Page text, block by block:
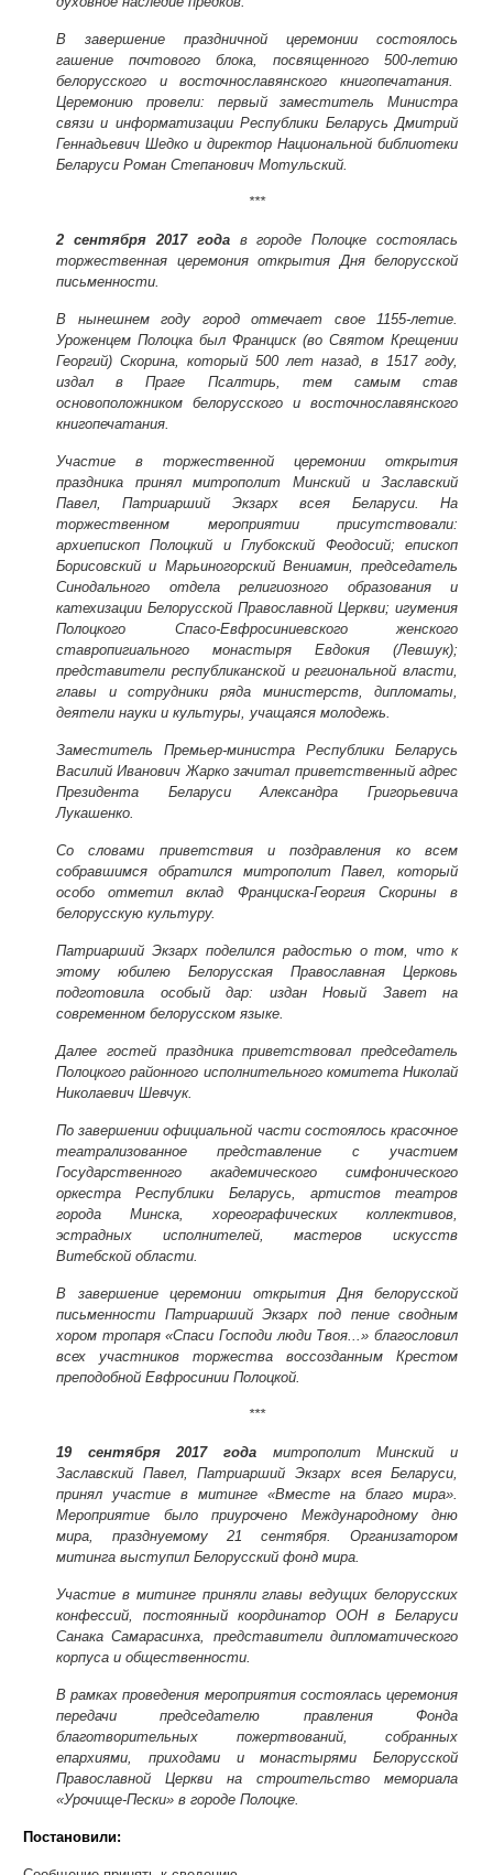
В завершение праздничной церемонии состоялось
гашение почтового блока, посвященного 500-летию
белорусского и восточнославянского книгопечатания.
Церемонию провели: первый заместитель Министра
связи и информатизации Республики Беларусь Дмитрий
Геннадьевич Шедко и директор Национальной библиотеки
Беларуси Роман Степанович Мотульский.
***
2 сентября 2017 годав городе Полоцке состоялась
торжественная церемония открытия Дня белорусской
письменности.
В нынешнем году город отмечает свое 1155-летие.
Уроженцем Полоцка был Франциск (во Святом Крещении
Георгий) Скорина, который 500 лет назад, в 1517 году,
издал в Праге Псалтирь, тем самым став
основоположником белорусского и восточнославянского
книгопечатания.
Участие в торжественной церемонии открытия
праздника принял митрополит Минский и Заславский
Павел, Патриарший Экзарх всея Беларуси. На
торжественном мероприятии присутствовали:
архиепископ Полоцкий и Глубокский Феодосий; епископ
Борисовский и Марьиногорский Вениамин, председатель
Синодального отдела религиозного образования и
катехизации Белорусской Православной Церкви; игумения
Полоцкого Спасо-Евфросиниевского женского
ставропигиального монастыря Евдокия (Левшук);
представители республиканской и региональной власти,
главы и сотрудники ряда министерств, дипломаты,
деятели науки и культуры, учащаяся молодежь.
Заместитель Премьер-министра Республики Беларусь
Василий Иванович Жарко зачитал приветственный адрес
Президента Беларуси Александра Григорьевича
Лукашенко.
Со словами приветствия и поздравления ко всем
собравшимся обратился митрополит Павел, который
особо отметил вклад Франциска-Георгия Скорины в
белорусскую культуру.
Патриарший Экзарх поделился радостью о том, что к
этому юбилею Белорусская Православная Церковь
подготовила особый дар: издан Новый Завет на
современном белорусском языке.
Далее гостей праздника приветствовал председатель
Полоцкого районного исполнительного комитета Николай
Николаевич Шевчук.
По завершении официальной части состоялось красочное
театрализованное представление с участием
Государственного академического симфонического
оркестра Республики Беларусь, артистов театров
города Минска, хореографических коллективов,
эстрадных исполнителей, мастеров искусств
Витебской области.
В завершение церемонии открытия Дня белорусской
письменности Патриарший Экзарх под пение сводным
хором тропаря «Спаси Господи люди Твоя...» благословил
всех участников торжества воссозданным Крестом
преподобной Евфросинии Полоцкой.
***
19 сентября 2017 года митрополит Минский и
Заславский Павел, Патриарший Экзарх всея Беларуси,
принял участие в митинге «Вместе на благо мира».
Мероприятие было приурочено Международному дню
мира, празднуемому 21 сентября. Организатором
митинга выступил Белорусский фонд мира.
Участие в митинге приняли главы ведущих белорусских
конфессий, постоянный координатор ООН в Беларуси
Санака Самарасинха, представители дипломатического
корпуса и общественности.
В рамках проведения мероприятия состоялась церемония
передачи председателю правления Фонда
благотворительных пожертвований, собранных
епархиями, приходами и монастырями Белорусской
Православной Церкви на строительство мемориала
«Урочище-Пески» в городе Полоцке.
Постановили: